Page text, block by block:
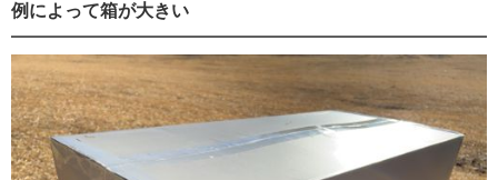
例によって箱が大きい